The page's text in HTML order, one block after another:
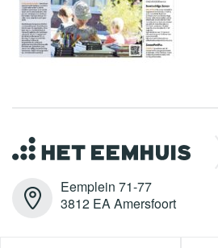
Eemplein 71-77
3812 EA Amersfoort